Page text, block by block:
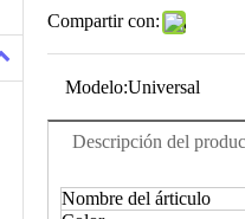
Compartir con:
Modelo:Universal
Descripción del
Nombre del árticulo